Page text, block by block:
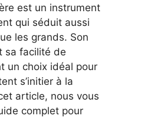
est un instrument
qui séduit aussi
les grands. Son
sa facilité de
un choix idéal pour
s’initier à la
article, nous vous
complet pour